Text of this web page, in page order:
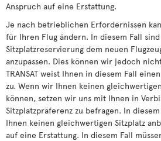
Anspruch auf eine Erstattung.
Je nach betrieblichen Erfordernissen
für Ihren Flug ändern. In diesem Fall
Sitzplatzreservierung dem neuen
anzupassen. Dies können wir jedoch
TRANSAT weist Ihnen in diesem Fall
zu. Wenn wir Ihnen keinen
können, setzen wir uns mit Ihnen in
Sitzplatzpräferenz zu befragen. In
Ihnen keinen gleichwertigen Sitzplatz
auf eine Erstattung. In diesem Fall